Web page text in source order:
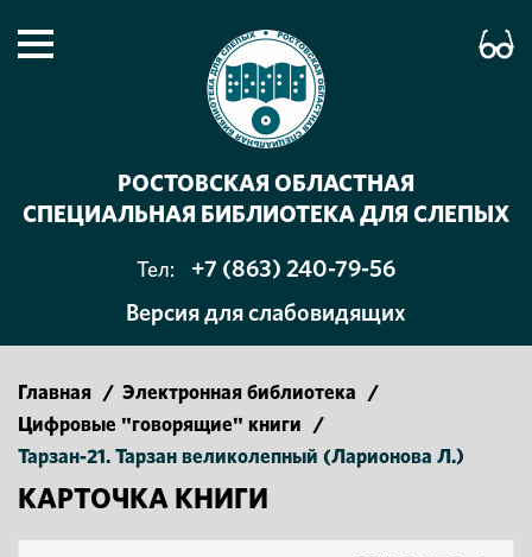
РОСТОВСКАЯ ОБЛАСТНАЯ
СПЕЦИАЛЬНАЯ БИБЛИОТЕКА ДЛЯ СЛЕПЫХ
Тел:
+7 (863) 240-79-56
Версия для слабовидящих
Главная / Электронная библиотека
/
Цифровые "говорящие" книги
/
Тарзан-21. Тарзан великолепный (Ларионова Л.)
КАРТОЧКА КНИГИ